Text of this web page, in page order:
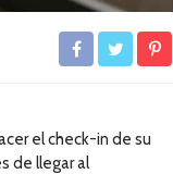
el check-in de su
de llegar al